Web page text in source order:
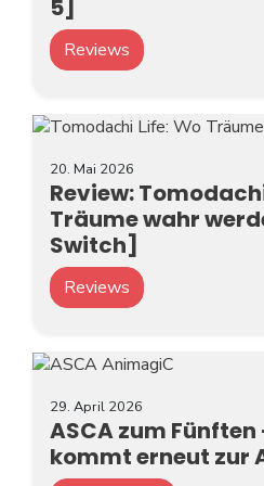
5]
Reviews
20. Mai 2026
Review:
Träume wahr
Switch]
Reviews
29. April 2026
ASCA zum
kommt erneut zur